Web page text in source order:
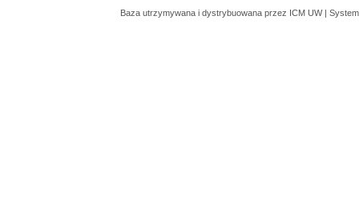
Baza utrzymywana i dystrybuowana przez ICM UW |